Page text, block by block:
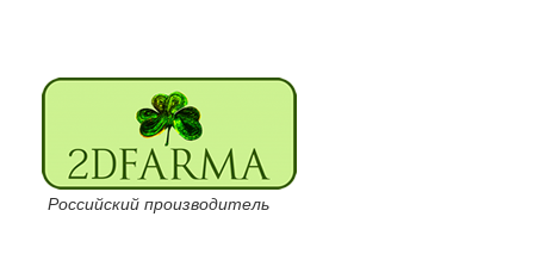
Российский производитель